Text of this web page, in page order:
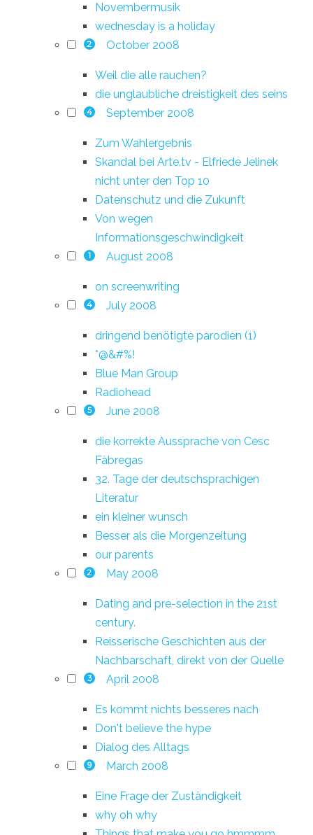
Novembermusik
wednesday is a holiday
2 October 2008
Weil die alle rauchen?
die unglaubliche dreistigkeit des seins
4 September 2008
Zum Wahlergebnis
Skandal bei Arte.tv - Elfriede Jelinek
nicht unter den Top 10
Datenschutz und die Zukunft
Von wegen
Informationsgeschwindigkeit
1 August 2008
on screenwriting
4 July 2008
dringend benötigte parodien (1)
*@&#%!
Blue Man Group
Radiohead
5 June 2008
die korrekte Aussprache von Cesc
Fàbregas
32. Tage der deutschsprachigen
Literatur
ein kleiner wunsch
Besser als die Morgenzeitung
our parents
2 May 2008
Dating and pre-selection in the 21st
century.
Reisserische Geschichten aus der
Nachbarschaft, direkt von der Quelle
3 April 2008
Es kommt nichts besseres nach
Don't believe the hype
Dialog des Alltags
9 March 2008
Eine Frage der Zuständigkeit
why oh why